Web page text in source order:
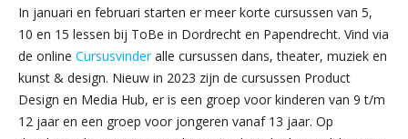
In januari en februari starten er meer korte cursussen van 5,
10 en 15 lessen bij ToBe in Dordrecht en Papendrecht. Vind via
de online Cursusvinderalle cursussen dans, theater, muziek en
kunst & design. Nieuw in 2023 zijn de cursussen Product
Design en Media Hub, er is een groep voor kinderen van 9 t/m
12 jaar en een groep voor jongeren vanaf 13 jaar. Op